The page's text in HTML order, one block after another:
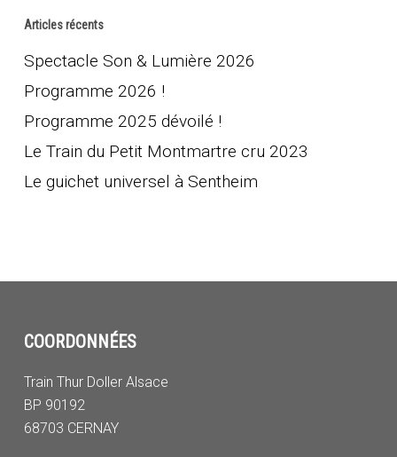
Articles récents
Spectacle Son & Lumière 2026
Programme 2026 !
Programme 2025 dévoilé !
Le Train du Petit Montmartre cru 2023
Le guichet universel à Sentheim
COORDONNÉES
Train Thur Doller Alsace
BP 90192
68703 CERNAY